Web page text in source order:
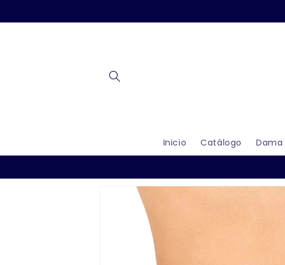
al contenido
Inicio Catálogo Dama
Ir
directamente
información
del producto